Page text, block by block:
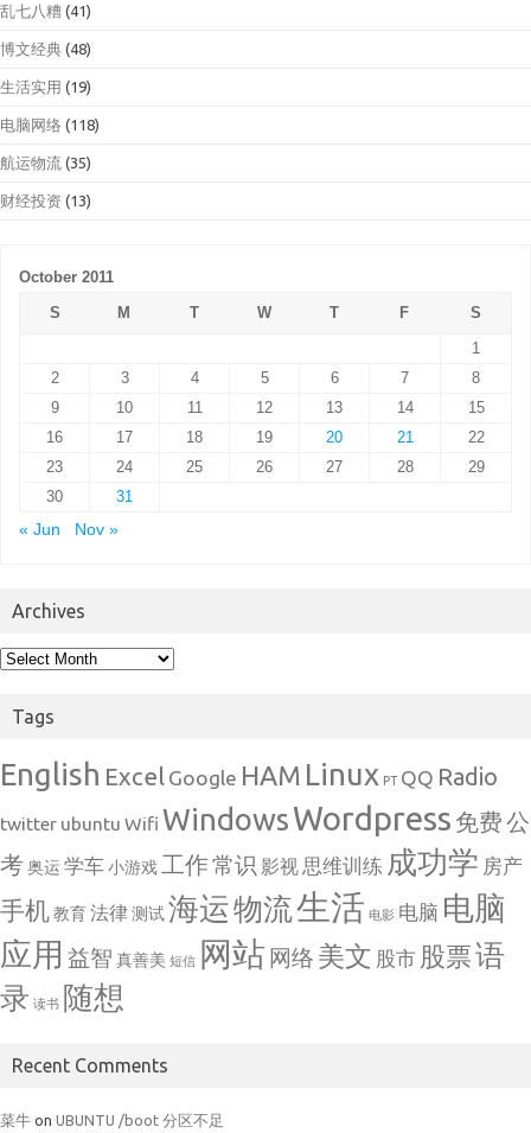
乱七八糟 (41)
博文经典 (48)
生活实用 (19)
电脑网络 (118)
航运物流 (35)
财经投资 (13)
October 2011
S
M T W T F
S
1
2
3 4 5 6 7
8
9
10 11 12 13 14
15
16
17 18 19 20 21
22
23
24 25 26 27 28
29
30
31
« Jun
Nov »
Archives
Archives
Tags
English Excel Google HAM Linux PT QQ Radio
twitter ubuntu Wifi WindowsWordpress 免费公
考奥运 学车小游戏 工作常识 影视 思维训练 成功学 房产
手机 教育法律测试海运物流生活 电影 电脑 电脑
应用 益智 真善美 短信 网站 网络 美文 股市 股票语
录 读书 随想
Recent Comments
菜牛 on UBUNTU /boot 分区不足